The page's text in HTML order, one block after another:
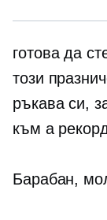
готова да
този
ръкава си,
към a
Барабан,